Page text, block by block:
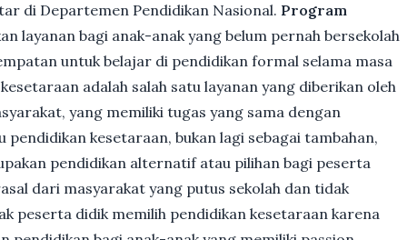
di Departemen Pendidikan Nasional. Program
layanan bagi anak-anak yang belum pernah bersekolah
untuk belajar di pendidikan formal selama masa
adalah salah satu layanan yang diberikan oleh
yang memiliki tugas yang sama dengan
kesetaraan, bukan lagi sebagai tambahan,
pendidikan alternatif atau pilihan bagi peserta
dari masyarakat yang putus sekolah dan tidak
peserta didik memilih pendidikan kesetaraan karena